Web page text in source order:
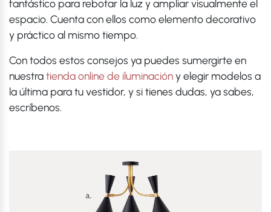
fantástico para rebotar la luz y ampliar visualmente el
espacio. Cuenta con ellos como elemento decorativo
y práctico al mismo tiempo.
Con todos estos consejos ya puedes sumergirte en
nuestratienda online de iluminacióny elegir modelos a
la última para tu vestidor, y si tienes dudas, ya sabes,
escríbenos.